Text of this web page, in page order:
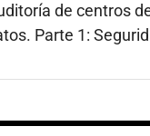
de centros
Parte 1: